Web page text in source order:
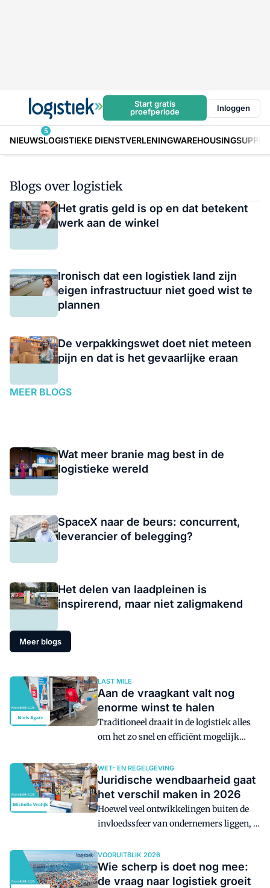
Start gratis
proefperiode
Inloggen
NIEUWS
5
LOGISTIEKE DIENSTVERLENINGWAREHOUSING
Blogs over logistiek
Het gratis geld is op en dat betekent
werk aan de winkel
Ironisch dat een logistiek land zijn
eigen infrastructuur niet goed wist te
plannen
De verpakkingswet doet niet meteen
pijn en dat is het gevaarlijke eraan
MEER BLOGS
Wat meer branie mag best in de
logistieke wereld
SpaceX naar de beurs: concurrent,
leverancier of belegging?
Het delen van laadpleinen is
inspirerend, maar niet zaligmakend
Meer blogs
LAST MILE
Aan de vraagkant valt nog
enorme winst te halen
Traditioneel draait in de logistiek alles
om het zo snel en efficiënt mogelijk
vraagkant nog enorme winst te behalen
voor de sector.
WET- EN REGELGEVING
Juridische wendbaarheid gaat
het verschil maken in 2026
Hoewel veel ontwikkelingen buiten de
invloedssfeer van ondernemers liggen, is
worden uitgeoefend, en dat - in mijn
optiek - mede bepalend kan worden
voor het succes van logistieke
VOORUITBLIK 2026
Wie scherp is doet nog mee:
de vraag naar logistiek groeit